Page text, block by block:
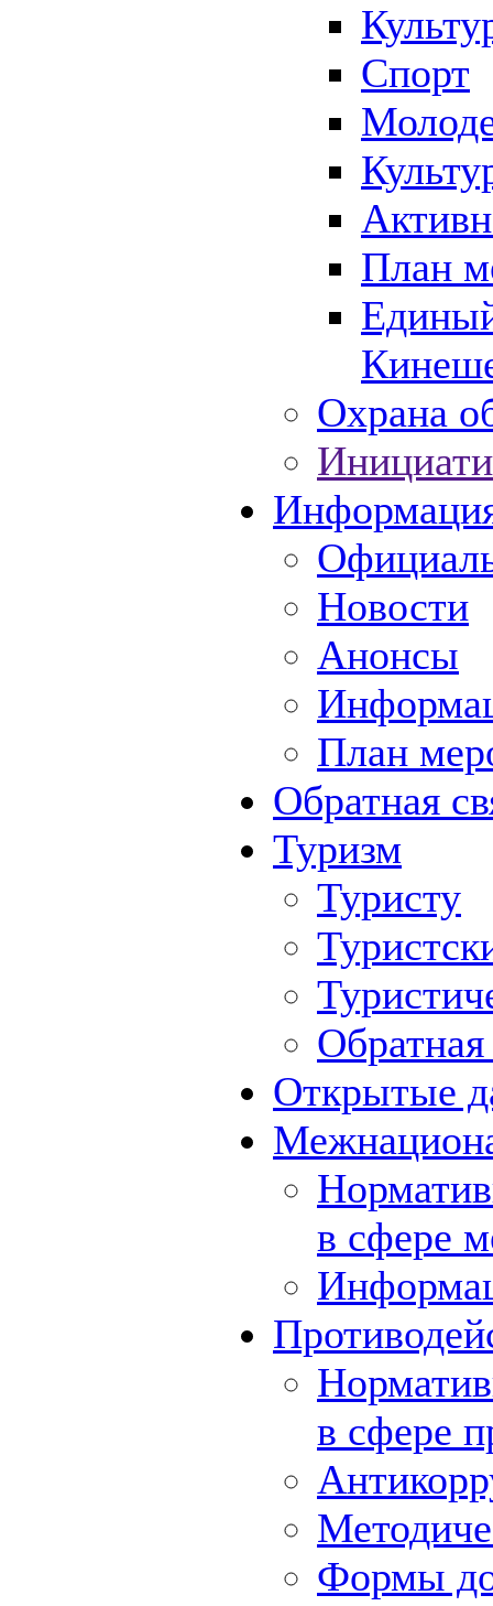
Спорт
План
Охрана
Новости
Анонсы
План
Обратная
Туризм
Туристу
Обратная
Открытые
в сфере
в сфере
Формы